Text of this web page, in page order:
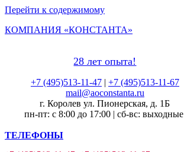
Перейти к содержимому
КОМПАНИЯ «КОНСТАНТА»
28 лет опыта!
+7 (495)513-11-47| +7 (495)513-11-67
mail@aoconstanta.ru
г. Королев ул. Пионерская, д. 1Б
пн-пт: с 8:00 до 17:00 | сб-вс: выходные
ТЕЛЕФОНЫ